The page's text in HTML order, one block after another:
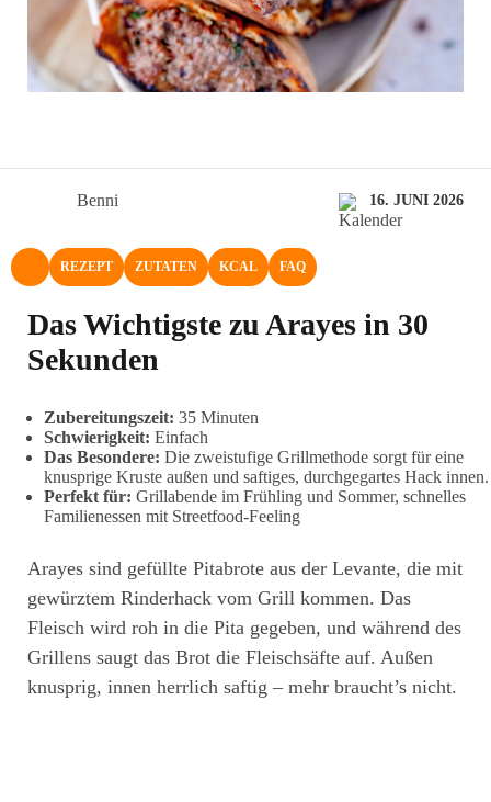
Benni 16. JUNI 2026
NACH OBEN
REZEPT ZUTATEN KCAL FAQ
Das Wichtigste zu Arayes in 30
Sekunden
Zubereitungszeit: 35 Minuten
Schwierigkeit: Einfach
Das Besondere: Die zweistufige Grillmethode sorgt für eine
knusprige Kruste außen und saftiges, durchgegartes Hack innen.
Perfekt für: Grillabende im Frühling und Sommer, schnelles
Familienessen mit Streetfood-Feeling
Arayes sind gefüllte Pitabrote aus der Levante, die mit
gewürztem Rinderhack vom Grill kommen. Das
Fleisch wird roh in die Pita gegeben, und während des
Grillens saugt das Brot die Fleischsäfte auf. Außen
knusprig, innen herrlich saftig – mehr braucht’s nicht.